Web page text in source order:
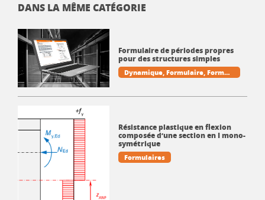
DANS LA MÊME CATÉGORIE
Formulaire de périodes propres
pour des structures simples
Dynamique Formulaire Formul
aires
Résistance plastique en flexion
composée d’une section en I mono-
symétrique
Formulaires